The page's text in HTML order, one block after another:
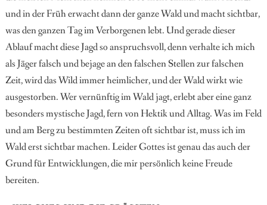
und in der Früh erwacht dann der ganze Wald und macht sichtbar,
was den ganzen Tag im Verborgenen lebt. Und gerade dieser
Ablauf macht diese Jagd so anspruchsvoll, denn verhalte ich mich
als Jäger falsch und bejage an den falschen Stellen zur falschen
Zeit, wird das Wild immer heimlicher, und der Wald wirkt wie
ausgestorben. Wer vernünftig im Wald jagt, erlebt aber eine ganz
besonders mystische Jagd, fern von Hektik und Alltag. Was im Feld
und am Berg zu bestimmten Zeiten oft sichtbar ist, muss ich im
Wald erst sichtbar machen. Leider Gottes ist genau das auch der
Grund für Entwicklungen, die mir persönlich keine Freude
bereiten.